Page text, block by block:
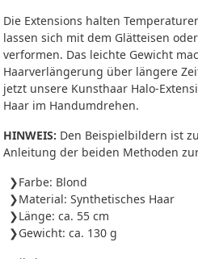
Die Extensions halten
lassen sich mit dem Glätteisen
verformen. Das leichte Gewicht
Haarverlängerung über längere
jetzt unsere Kunsthaar Halo-
Haar im Handumdrehen.
HINWEIS: Den Beispielbildern ist
Anleitung der beiden Methoden
Farbe: Blond
Material: Synthetisches Haar
Länge: ca. 55 cm
Gewicht: ca. 130 g